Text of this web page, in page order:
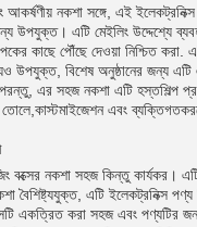
আকর্ষণীয় নকশা সঙ্গে, এই ইলেকট্রনিক্স
উপযুক্ত। এটি মেইলিং উদ্দেশ্যে
কাছে পৌঁছে দেওয়া নিশ্চিত করা.
উপযুক্ত, বিশেষ অনুষ্ঠানের জন্য
এর সহজ নকশা এটি হস্তশিল্প
তোলে,কাস্টমাইজেশন এবং
বক্সের নকশা সহজ কিন্তু কার্যকর।
বৈশিষ্ট্যযুক্ত, এটি ইলেকট্রনিক্স
একত্রিত করা সহজ এবং পণ্যটির